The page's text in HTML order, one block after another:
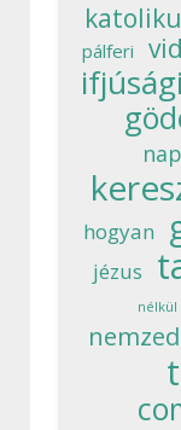
pálferi
ifjúsági
hogyan
jézus
nélkül